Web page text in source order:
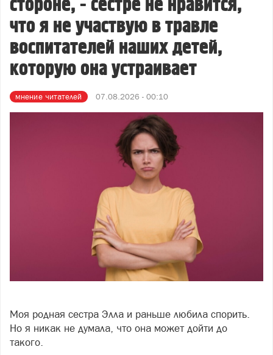
что я не участвую в травле
воспитателей наших детей,
которую она устраивает
мнение читателей 07.08.2026 - 00:10
Моя родная сестра Элла и раньше любила спорить.
Но я никак не думала, что она может дойти до
такого.